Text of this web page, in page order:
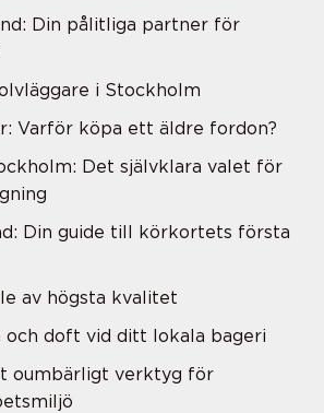
Din pålitliga partner för
i Stockholm
Varför köpa ett äldre fordon?
Det självklara valet för
Din guide till körkortets första
av högsta kvalitet
och doft vid ditt lokala bageri
oumbärligt verktyg för